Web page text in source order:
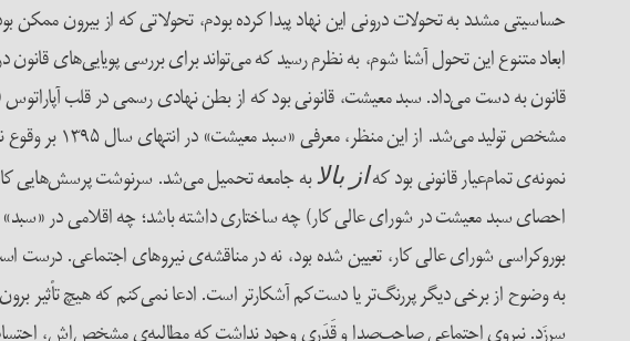
حساسیتی مشدد به تحولات درونی این نهاد پیدا کرده بودم، تحولاتی که از بیرون
ابعاد متنوع این تحول آشنا شوم، به نظرم رسید که می‌تواند برای بررسی پویایی‌های
قانون به دست می‌داد. سبد معیشت، قانونی بود که از بطن نهادی رسمی در قلب
مشخص تولید
نمونه‌ی تمام‌عیار قانونی بود کهاز بالا به جامعه تحمیل می‌شد. سرنوشت پرسش‌هایی
احصای سبد معیشت در شورای عالی کار) چه ساختاری داشته باشد؛ چه اقلامی در
بوروکراسی شورای عالی کار، تعیین شده بود، نه در مناقشه‌ی نیروهای اجتماعی.
به وضوح از برخی دیگر پررنگ‌تر یا دست‌کم آشکارتر است. ادعا نمی‌کنم که هیچ تأثیر